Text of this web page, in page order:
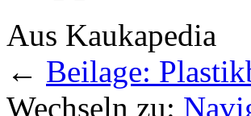
Aus Kaukapedia
← Beilage:
Wechseln zu: